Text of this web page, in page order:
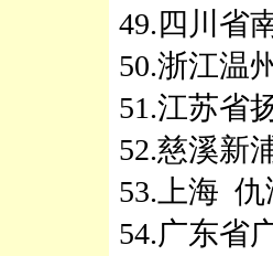
49.四川省
50.浙江温
51.江苏省
52.慈溪新
53.上海
54.广东省